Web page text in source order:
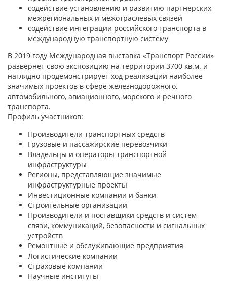
содействие установлению и развитию партнерских
межрегиональных и межотраслевых связей
содействие интеграции российского транспорта в
международную транспортную систему
В 2019 году Международная выставка «Транспорт России»
развернет свою экспозицию на территории 3700 кв.м. и
наглядно продемонстрирует ход реализации наиболее
значимых проектов в сфере железнодорожного,
автомобильного, авиационного, морского и речного
транспорта.
Профиль участников:
Производители транспортных средств
Грузовые и пассажирские перевозчики
Владельцы и операторы транспортной
инфраструктуры
Регионы, представляющие значимые
инфраструктурные проекты
Инвестиционные компании и банки
Строительные организации
Производители и поставщики средств и систем
связи, коммуникаций, безопасности и сигнальных
устройств
Ремонтные и обслуживающие предприятия
Логистические компании
Страховые компании
Научные институты